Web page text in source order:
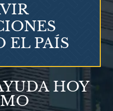
polvo
HOY
EL PAÍS